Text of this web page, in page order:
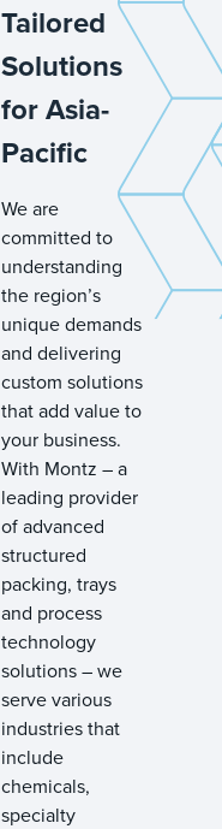
Tailored
Solutions
for Asia-
Pacific
We are
committed to
understanding
the region’s
unique demands
and delivering
custom solutions
that add value to
your business.
With Montz – a
leading provider
of advanced
structured
packing, trays
and process
technology
solutions – we
serve various
industries that
include
chemicals,
specialty